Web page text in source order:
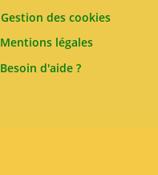
Gestion des cookies
Mentions légales
Besoin d'aide ?